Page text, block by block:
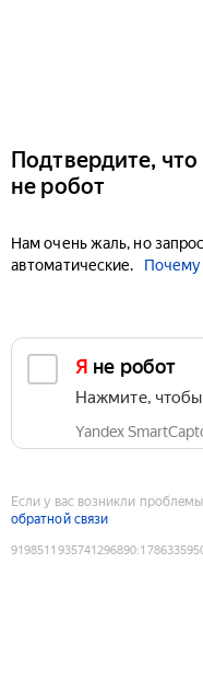
Подтвердите,
не робот
Нам очень жаль, но
автоматические.
Почему
Я не робот
Нажмите,
Yandex
Если у вас возникли
обратной связи
9198511935741296890: